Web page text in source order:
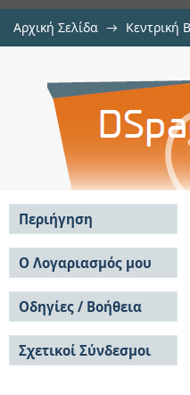
Αρχική Σελίδα → Κεντρική
Speciation
Περιήγηση
Σε όλο το DSpace
Κοινότητες & Συλλογές
Ανά Ημερομηνία
Έκδοσης
Συγγραφείς
Τίτλοι
Θέματα
Ο Λογαριασμός μου
Σύνδεση
Εγγραφή
Οδηγίες / Βοήθεια
Οδηγίες Υποβολής
Οδηγίες Χρήσης ΙΑ
Συχνές Ερωτήσεις
Σχετικοί Σύνδεσμοι